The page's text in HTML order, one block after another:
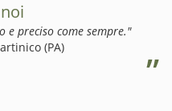
e preciso come sempre."
(PA)